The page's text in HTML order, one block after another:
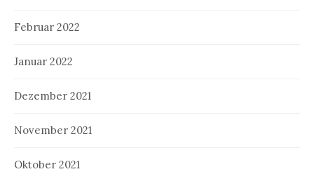
Februar 2022
Januar 2022
Dezember 2021
November 2021
Oktober 2021